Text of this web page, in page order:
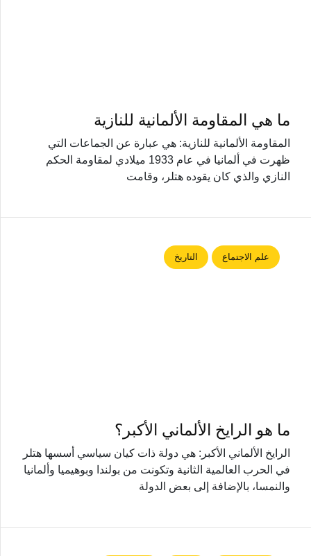
ما هي المقاومة الألمانية للنازية
المقاومة الألمانية للنازية: هي عبارة عن الجماعات التي
ظهرت في ألمانيا في عام 1933 ميلادي لمقاومة الحكم
النازي والذي كان يقوده هتلر، وقامت
علم الاجتماع التاريخ
ما هو الرايخ الألماني الأكبر؟
الرايخ الألماني الأكبر: هي دولة ذات كيان سياسي أسسها هتلر
في الحرب العالمية الثانية وتكونت من بولندا وبوهيميا وألمانيا
والنمسا، بالإضافة إلى بعض الدولة